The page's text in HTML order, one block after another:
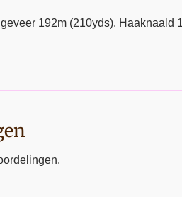
192m (210yds). Haaknaald